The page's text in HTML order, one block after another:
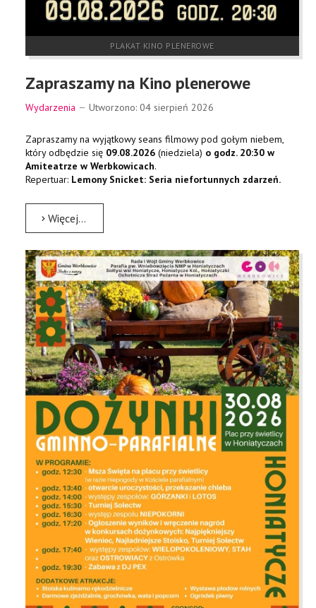
PLAKAT KINO PLENEROWE
Zapraszamy na Kino plenerowe
Wydarzenia Utworzono: 04 sierpień 2026
Zapraszamy na wyjątkowy seans filmowy pod gołym niebem,
który odbędzie się 09.08.2026 (niedziela) o godz. 20:30 w
Amiteatrze w Werbkowicach.
Repertuar: Lemony Snicket: Seria niefortunnych zdarzeń.
Więcej…